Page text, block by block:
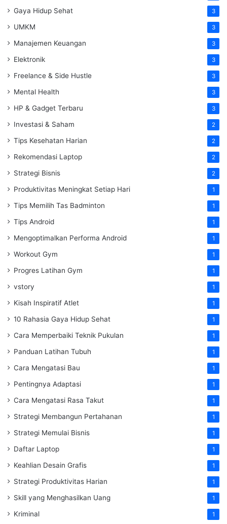
Gaya Hidup Sehat 3
UMKM 3
Manajemen Keuangan 3
Elektronik 3
Freelance & Side Hustle 3
Mental Health 3
HP & Gadget Terbaru 3
Investasi & Saham 2
Tips Kesehatan Harian 2
Rekomendasi Laptop 2
Strategi Bisnis 2
Produktivitas Meningkat Setiap Hari 1
Tips Memilih Tas Badminton 1
Tips Android 1
Mengoptimalkan Performa Android 1
Workout Gym 1
Progres Latihan Gym 1
vstory 1
Kisah Inspiratif Atlet 1
10 Rahasia Gaya Hidup Sehat 1
Cara Memperbaiki Teknik Pukulan 1
Panduan Latihan Tubuh 1
Cara Mengatasi Bau 1
Pentingnya Adaptasi 1
Cara Mengatasi Rasa Takut 1
Strategi Membangun Pertahanan 1
Strategi Memulai Bisnis 1
Daftar Laptop 1
Keahlian Desain Grafis 1
Strategi Produktivitas Harian 1
Skill yang Menghasilkan Uang 1
Kriminal 1